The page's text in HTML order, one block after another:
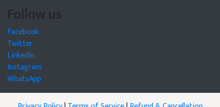
Follow us
Facebook
Twitter
LinkedIn
Instagram
WhatsApp